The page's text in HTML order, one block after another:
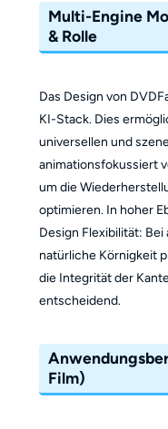
Multi-Engine
& Rolle
Das Design von
KI-Stack. Dies
universellen und
animationsfokussiert
um die
optimieren. In hoher
Design Flexibilität: Bei
natürliche Körnigkeit
die Integrität der
entscheidend.
Film)